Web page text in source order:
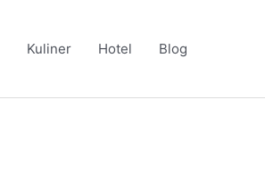
Kuliner Hotel Blog